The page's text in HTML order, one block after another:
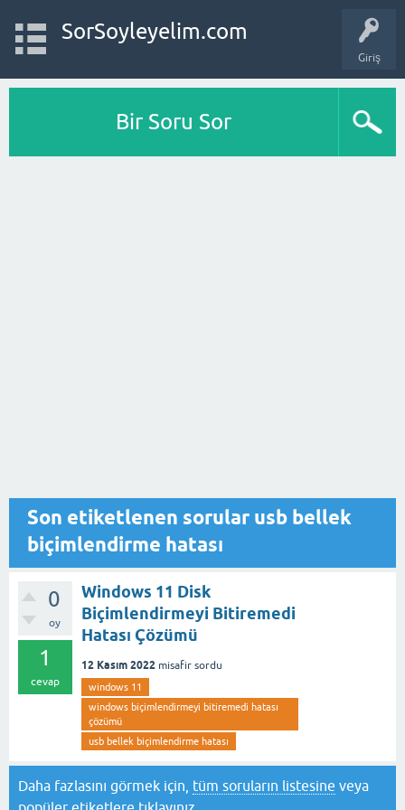
Giriş
SorSoyleyelim.com
Bir Soru Sor
Son etiketlenen sorular usb bellek
biçimlendirme hatası
0
oy
1
cevap
Windows 11 Disk
Biçimlendirmeyi Bitiremedi
Hatası Çözümü
12 Kasım 2022 misafir sordu
windows 11
windows biçimlendirmeyi bitiremedi hatası
çözümü
usb bellek biçimlendirme hatası
Daha fazlasını görmek için, tüm soruların listesine veya